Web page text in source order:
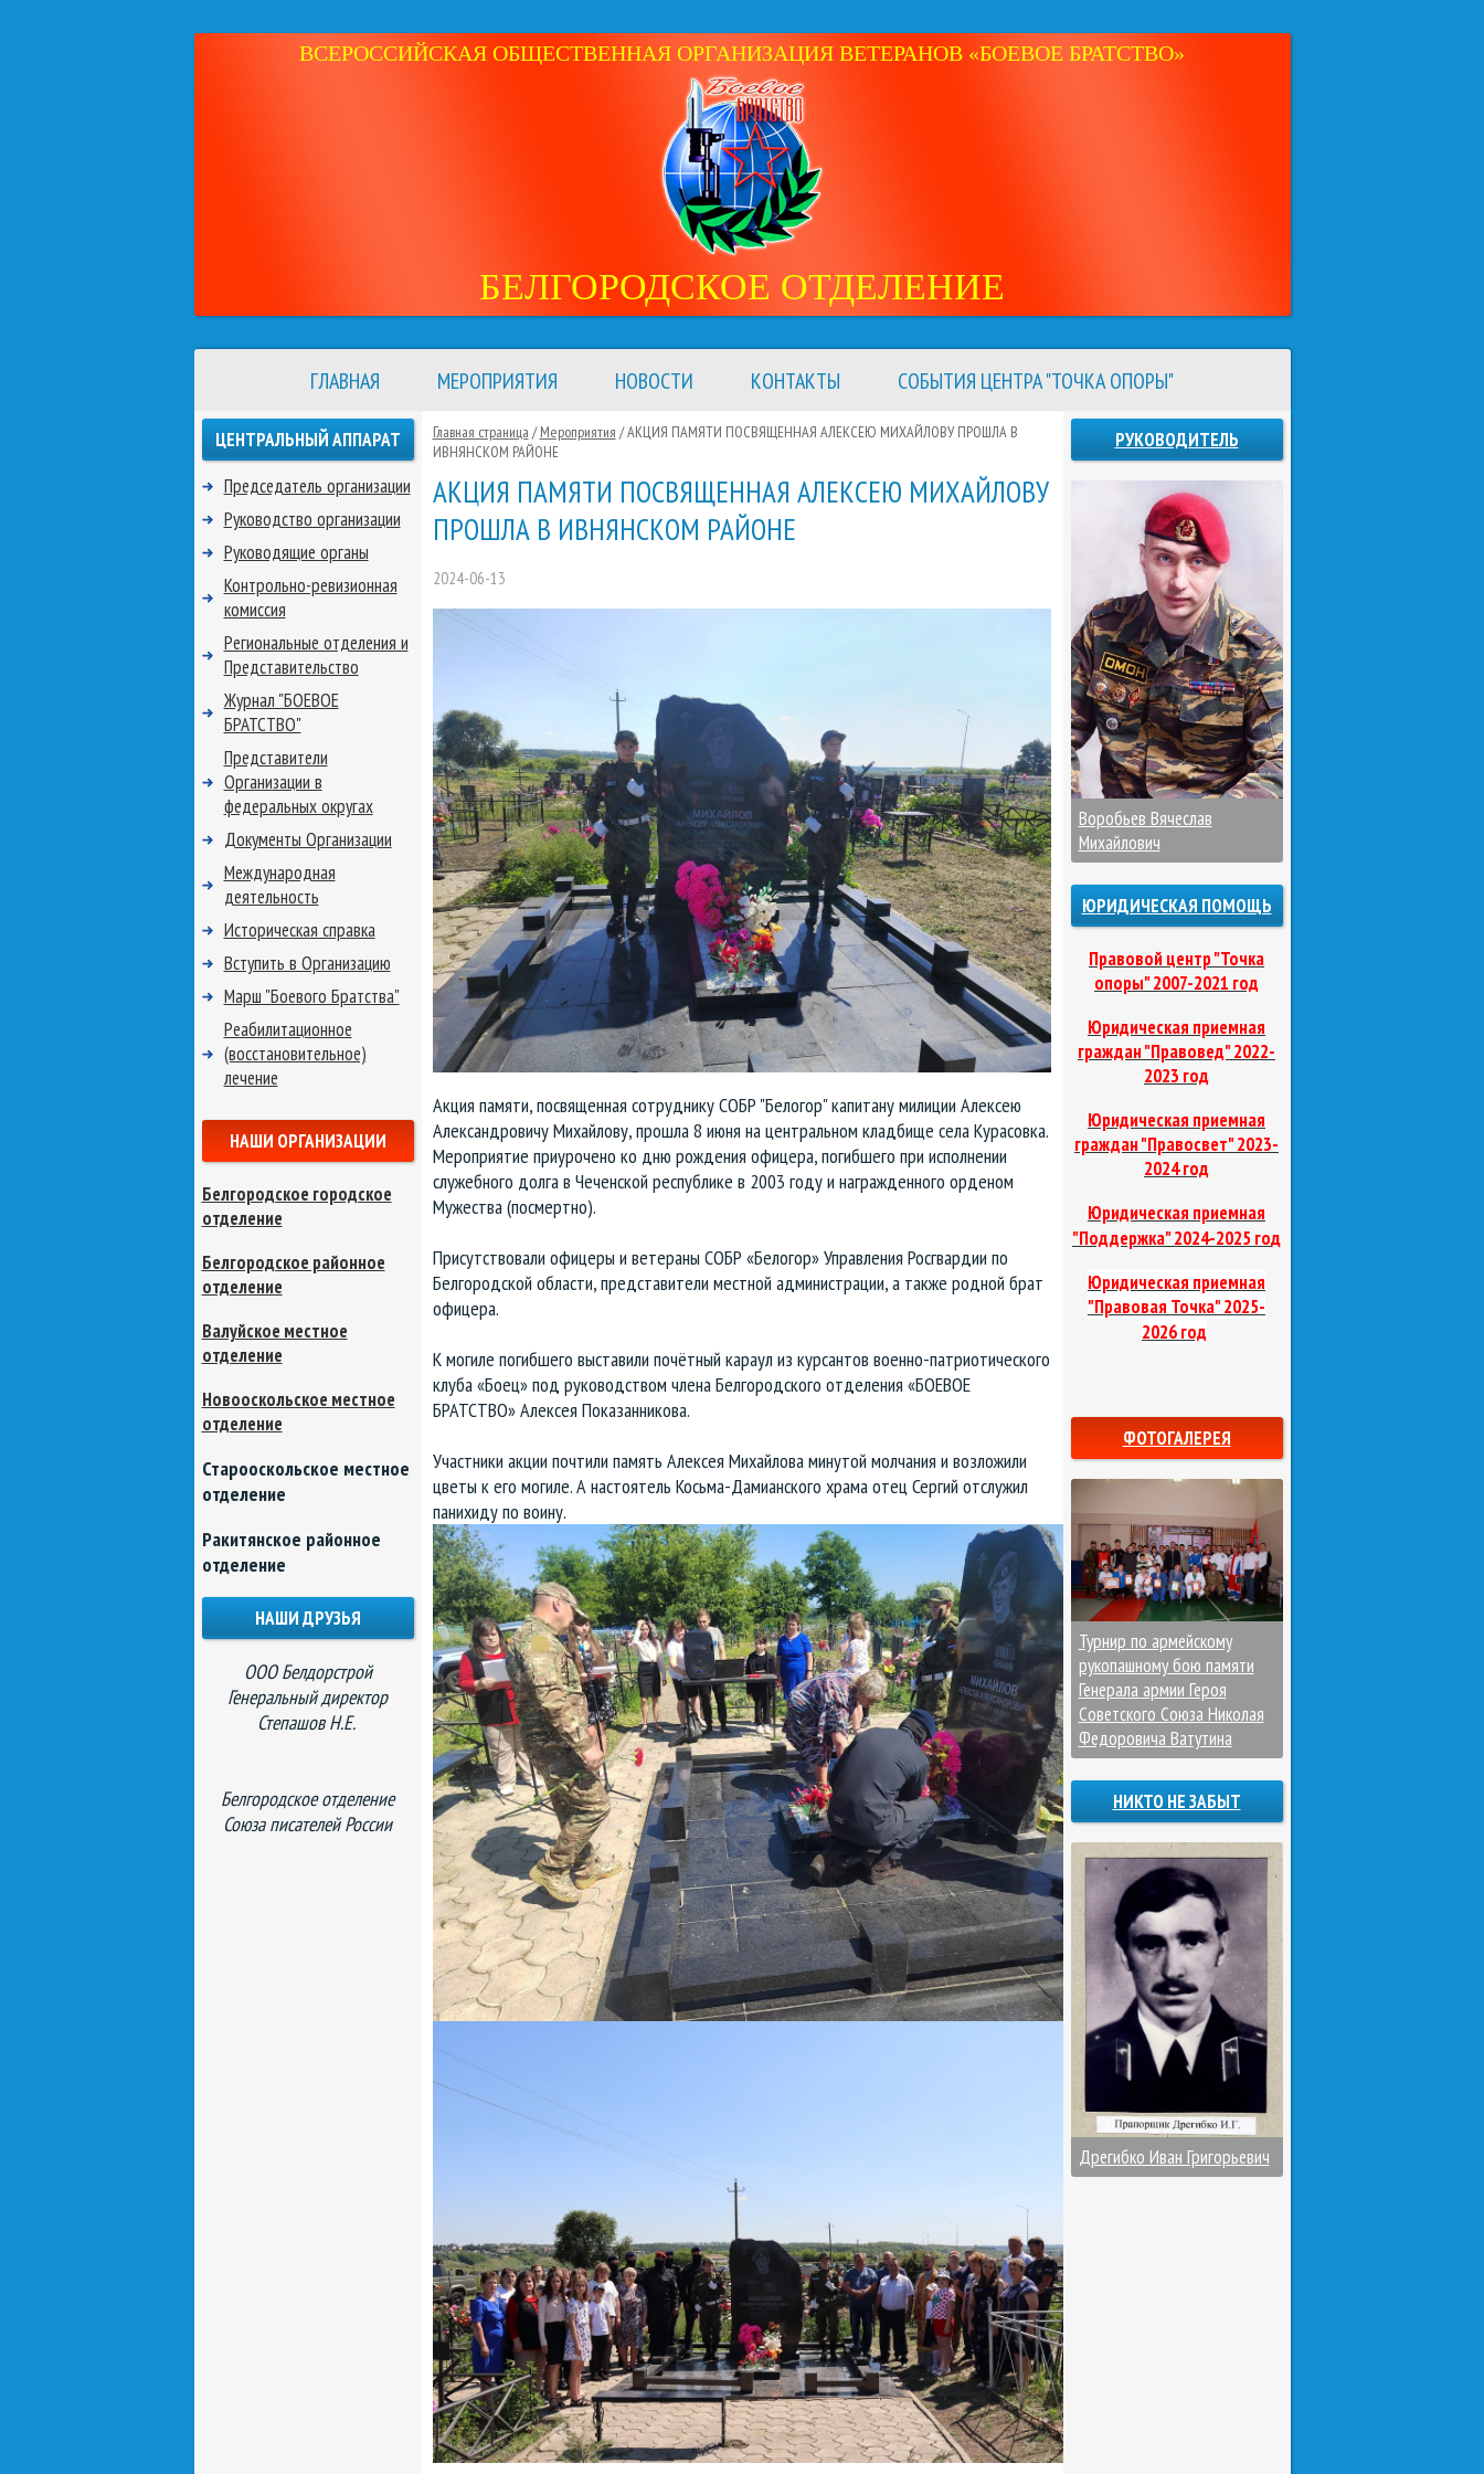
ВСЕРОССИЙСКАЯ ОБЩЕСТВЕННАЯ ОРГАНИЗАЦИЯ ВЕТЕРАНОВ «БОЕВОЕ БРАТСТВО»
БЕЛГОРОДСКОЕ ОТДЕЛЕНИЕ
ГЛАВНАЯ МЕРОПРИЯТИЯ НОВОСТИ КОНТАКТЫ СОБЫТИЯ ЦЕНТРА "ТОЧКА ОПОРЫ"
Главная страница /Мероприятия /АКЦИЯ ПАМЯТИ ПОСВЯЩЕННАЯ АЛЕКСЕЮ МИХАЙЛОВУ ПРОШЛА В
ИВНЯНСКОМ РАЙОНЕ
АКЦИЯ ПАМЯТИ ПОСВЯЩЕННАЯ АЛЕКСЕЮ МИХАЙЛОВУ
ПРОШЛА В ИВНЯНСКОМ РАЙОНЕ
2024-06-13
Акция памяти, посвященная сотруднику СОБР "Белогор" капитану милиции Алексею
Александровичу Михайлову, прошла 8 июня на центральном кладбище села Курасовка.
Мероприятие приурочено ко дню рождения офицера, погибшего при исполнении
служебного долга в Чеченской республике в 2003 году и награжденного орденом
Мужества (посмертно).
Присутствовали офицеры и ветераны СОБР «Белогор» Управления Росгвардии по
Белгородской области, представители местной администрации, а также родной брат
офицера.
К могиле погибшего выставили почётный караул из курсантов военно-патриотического
клуба «Боец» под руководством члена Белгородского отделения «БОЕВОЕ
БРАТСТВО» Алексея Показанникова.
Участники акции почтили память Алексея Михайлова минутой молчания и возложили
цветы к его могиле. А настоятель Косьма-Дамианского храма отец Сергий отслужил
панихиду по воину.
ЦЕНТРАЛЬНЫЙ АППАРАТ
Председатель организации
Руководство организации
Руководящие органы
Контрольно-ревизионная
комиссия
Региональные отделения и
Представительство
Журнал "БОЕВОЕ
БРАТСТВО"
Представители
Организации в
федеральных округах
Документы Организации
Международная
деятельность
Историческая справка
Вступить в Организацию
Марш "Боевого Братства"
Реабилитационное
(восстановительное)
лечение
НАШИ ОРГАНИЗАЦИИ
Белгородское городское
отделение
Белгородское районное
отделение
Валуйское местное
отделение
Новооскольское местное
отделение
Старооскольское местное
отделение
Ракитянское районное
отделение
НАШИ ДРУЗЬЯ
ООО Белдорстрой
Генеральный директор
Степашов Н.Е.
Белгородское отделение
Союза писателей России
РУКОВОДИТЕЛЬ
Воробьев Вячеслав
Михайлович
ЮРИДИЧЕСКАЯ ПОМОЩЬ
Правовой центр "Точка
опоры" 2007-2021 год
Юридическая приемная
граждан "Правовед"2022-
2023 год
Юридическая приемная
граждан "Правосвет"2023-
2024 год
Юридическая приемная
"Поддержка"2024-2025 год
Юридическая приемная
"Правовая Точка"2025-
2026 год
ФОТОГАЛЕРЕЯ
Турнир по армейскому
рукопашному бою памяти
Генерала армии Героя
Советского Союза Николая
Федоровича Ватутина
НИКТО НЕ ЗАБЫТ
Дрегибко Иван Григорьевич